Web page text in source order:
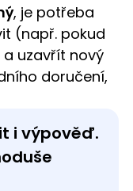
, je potřeba
(např. pokud
uzavřít nový
doručení,
i výpověď.